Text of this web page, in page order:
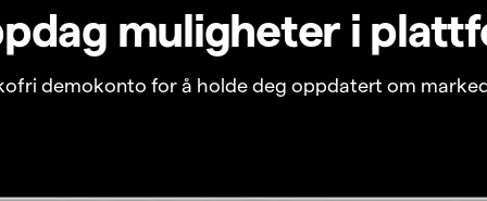
muligheter i
demokonto for å holde deg oppdatert om